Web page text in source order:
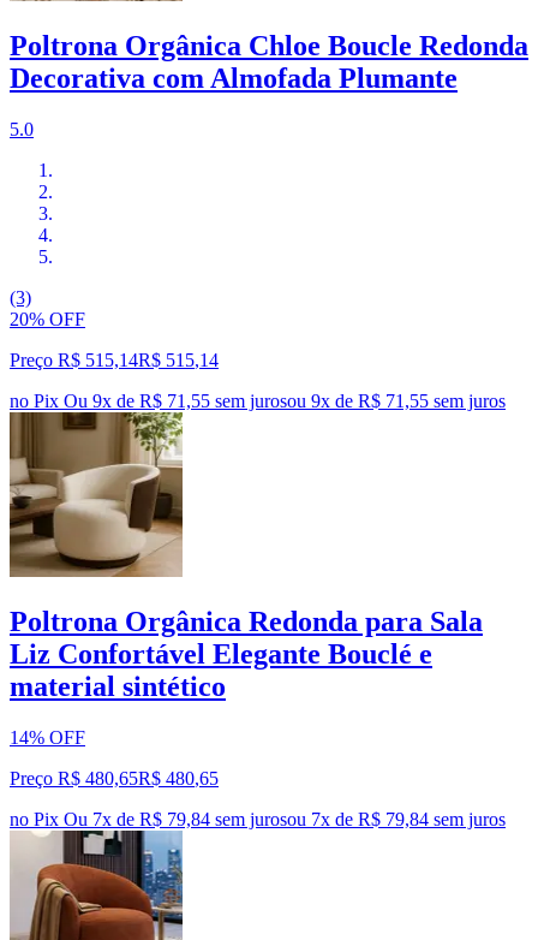
Poltrona Orgânica Chloe Boucle Redonda
Decorativa com Almofada Plumante
5.0
(3)
20% OFF
Preço R$ 515,14R$ 515,14
no Pix Ou 9x de R$ 71,55 sem jurosou 9x de R$ 71,55 sem juros
Poltrona Orgânica Redonda para Sala
Liz Confortável Elegante Bouclé e
material sintético
14% OFF
Preço R$ 480,65R$ 480,65
no Pix Ou 7x de R$ 79,84 sem jurosou 7x de R$ 79,84 sem juros